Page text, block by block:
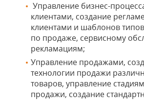
Управление бизнес-
клиентами, создание
клиентами и шаблонов
по продаже, сервисному
рекламациям;
Управление продажами,
технологии продажи
товаров, управление
продажи, создание